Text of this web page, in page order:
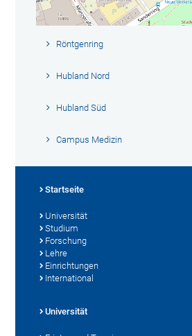
Röntgenring
Hubland Nord
Hubland Süd
Campus Medizin
Startseite
Universität
Studium
Forschung
Lehre
Einrichtungen
International
Universität